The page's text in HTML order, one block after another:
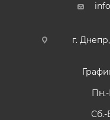
г.
Пн.-
Сб.-